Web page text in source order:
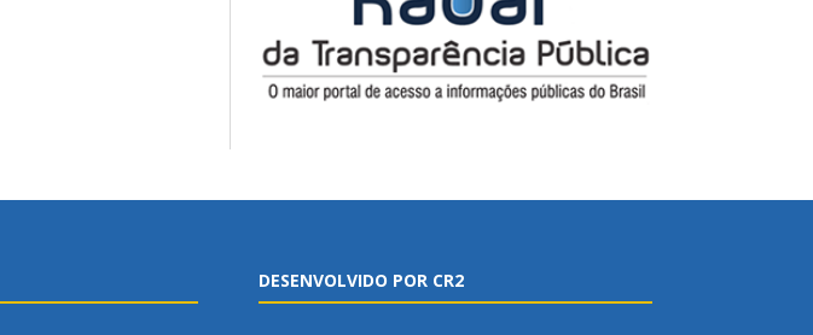
DESENVOLVIDO POR CR2